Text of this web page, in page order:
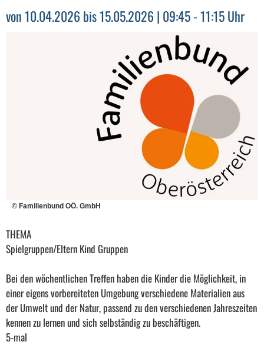
von 10.04.2026 bis 15.05.2026 | 09:45 - 11:15 Uhr
© Familienbund OÖ. GmbH
THEMA
Spielgruppen/Eltern Kind Gruppen
Bei den wöchentlichen Treffen haben die Kinder die Möglichkeit, in
einer eigens vorbereiteten Umgebung verschiedene Materialien aus
der Umwelt und der Natur, passend zu den verschiedenen Jahreszeiten
kennen zu lernen und sich selbständig zu beschäftigen.
5-mal